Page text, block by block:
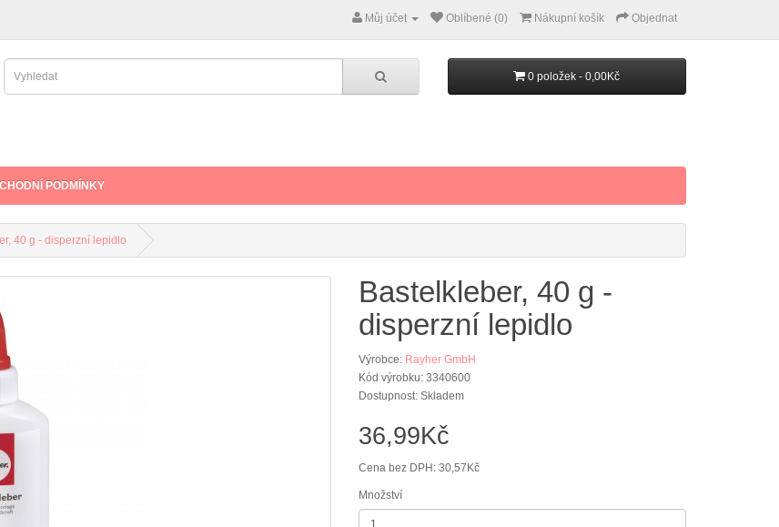
Můj účet Oblíbené (0) Nákupní košík Objednat
0 položek - 0,00Kč
PODMÍNKY
40 g - disperzní lepidlo
Bastelkleber, 40 g -
disperzní lepidlo
Výrobce: Rayher GmbH
Kód výrobku: 3340600
Dostupnost: Skladem
36,99Kč
Cena bez DPH: 30,57Kč
Množství